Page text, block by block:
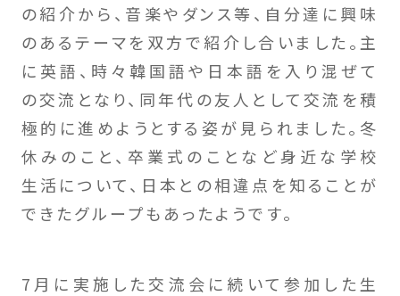
の紹介から、音楽やダンス等、自分達に興味
のあるテーマを双方で紹介し合いました。主
に英語、時々韓国語や日本語を入り混ぜて
の交流となり、同年代の友人として交流を積
極的に進めようとする姿が見られました。冬
休みのこと、卒業式のことなど身近な学校
生活について、日本との相違点を知ることが
できたグループもあったようです。
7月に実施した交流会に続いて参加した生